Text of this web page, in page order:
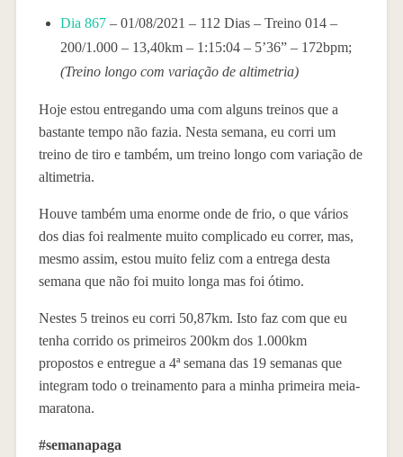
Dia 867– 01/08/2021 – 112 Dias – Treino 014 –
200/1.000 – 13,40km – 1:15:04 – 5’36” – 172bpm;
(Treino longo com variação de altimetria)
Hoje estou entregando uma com alguns treinos que a
bastante tempo não fazia. Nesta semana, eu corri um
treino de tiro e também, um treino longo com variação de
altimetria.
Houve também uma enorme onde de frio, o que vários
dos dias foi realmente muito complicado eu correr, mas,
mesmo assim, estou muito feliz com a entrega desta
semana que não foi muito longa mas foi ótimo.
Nestes 5 treinos eu corri 50,87km. Isto faz com que eu
tenha corrido os primeiros 200km dos 1.000km
propostos e entregue a 4ª semana das 19 semanas que
integram todo o treinamento para a minha primeira meia-
maratona.
#semanapaga